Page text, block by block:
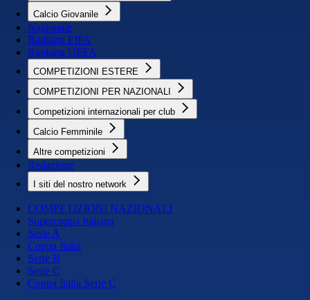
Calcio Giovanile
Nazionale
Ranking FIFA
Ranking UEFA
COMPETIZIONI ESTERE
COMPETIZIONI PER NAZIONALI
Competizioni internazionali per club
Calcio Femminile
Altre competizioni
Redazione
I siti del nostro network
COMPETIZIONI NAZIONALI
Supercoppa Italiana
Serie A
Coppa Italia
Serie B
Serie C
Coppa Italia Serie C